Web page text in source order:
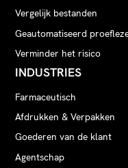
Vergelijk bestanden
Geautomatiseerd
Verminder het risico
INDUSTRIES
Farmaceutisch
Afdrukken & Verpakken
Goederen van de klant
Agentschap